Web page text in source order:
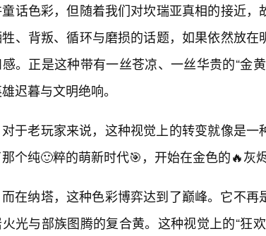
话色彩，但随着我们对坎瑞亚真相的接近
、背叛、循环与磨损的话题，如果依然放
。正是这种带有一丝苍凉、一丝华贵的“金
迟暮与文明绝响。
对于老玩家来说，这种视觉上的转变就像是
个纯🙂粹的萌新时代🎯，开始在金色的🔥灰
而在纳塔，这种色彩博弈达到了巅峰。它不再
光与部族图腾的复合黄。这种视觉上的“狂